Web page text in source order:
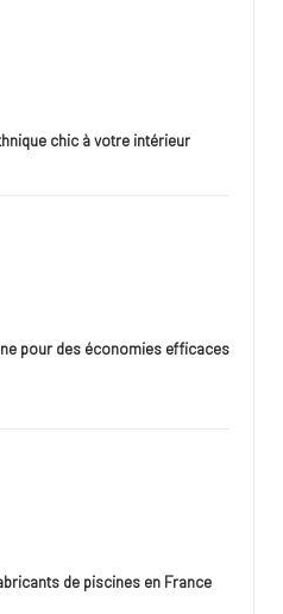
chic à votre intérieur
pour des économies efficaces
de piscines en France